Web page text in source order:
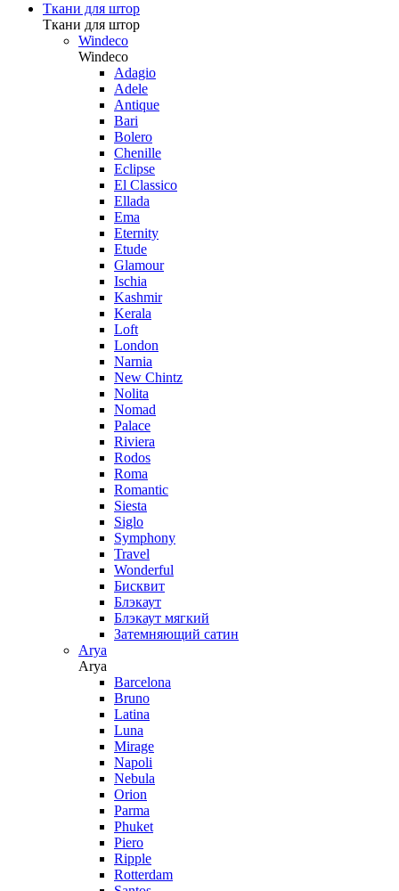
Ткани для штор
Ткани для штор
Windeco
Windeco
Adagio
Adele
Antique
Bari
Bolero
Chenille
Eclipse
El Classico
Ellada
Ema
Eternity
Etude
Glamour
Ischia
Kashmir
Kerala
Loft
London
Narnia
New Chintz
Nolita
Nomad
Palace
Riviera
Rodos
Roma
Romantic
Siesta
Siglo
Symphony
Travel
Wonderful
Бисквит
Блэкаут
Блэкаут мягкий
Затемняющий сатин
Arya
Arya
Barcelona
Bruno
Latina
Luna
Mirage
Napoli
Nebula
Orion
Parma
Phuket
Piero
Ripple
Rotterdam